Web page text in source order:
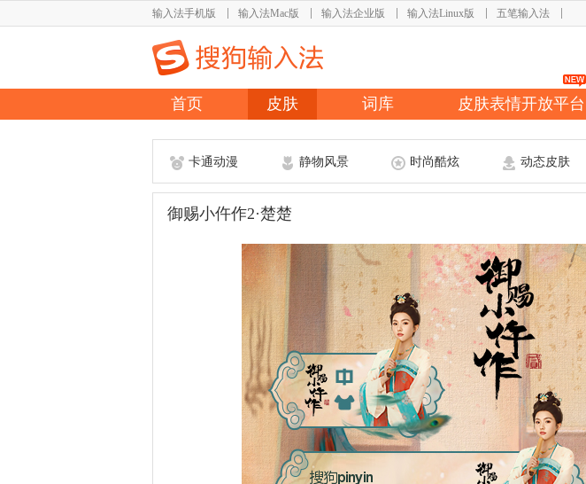
输入法手机版 输入法Mac版 输入法企业版 输入法Linux版 五笔输入法
首页 皮肤 词库 皮肤表情开放平台
卡通动漫 静物风景 时尚酷炫 动态皮肤
御赐小仵作2·楚楚